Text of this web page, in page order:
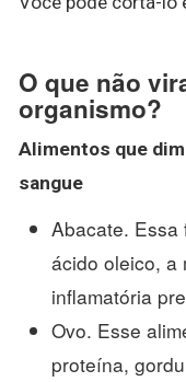
O que não
organismo?
Alimentos que
sangue
Abacate. Essa
ácido oleico, a
inflamatória
Ovo. Esse
proteína,